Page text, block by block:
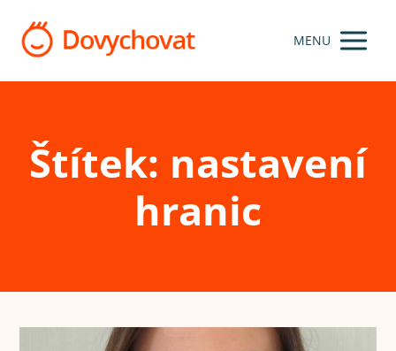
MENU
Štítek: nastavení
hranic